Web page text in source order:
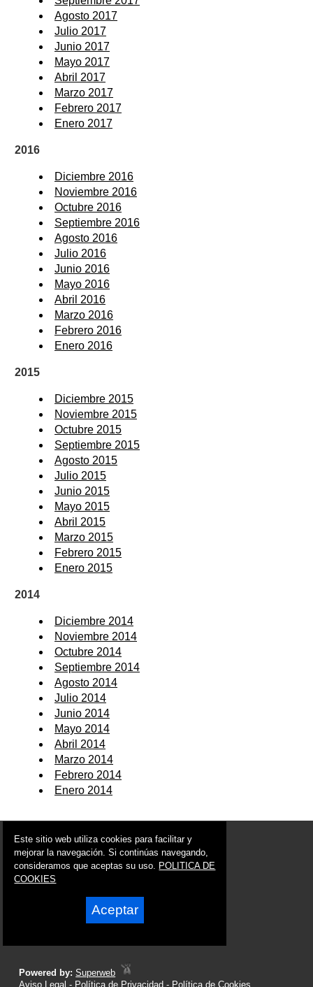
Agosto 2017
Julio 2017
Junio 2017
Mayo 2017
Abril 2017
Marzo 2017
Febrero 2017
Enero 2017
2016
Diciembre 2016
Noviembre 2016
Octubre 2016
Septiembre 2016
Agosto 2016
Julio 2016
Junio 2016
Mayo 2016
Abril 2016
Marzo 2016
Febrero 2016
Enero 2016
2015
Diciembre 2015
Noviembre 2015
Octubre 2015
Septiembre 2015
Agosto 2015
Julio 2015
Junio 2015
Mayo 2015
Abril 2015
Marzo 2015
Febrero 2015
Enero 2015
2014
Diciembre 2014
Noviembre 2014
Octubre 2014
Septiembre 2014
Agosto 2014
Julio 2014
Junio 2014
Mayo 2014
Abril 2014
Marzo 2014
Febrero 2014
Enero 2014
© 2006 - 2026 Portal de Alguazas Noticias
info@portaldealguazas.es
Síguenos en:
Powered by:Superweb
Aviso Legal - Política de Privacidad - Política de Cookies
Este sitio web utiliza cookies para facilitar y
mejorar la navegación. Si continúas navegando,
consideramos que aceptas su uso. POLITICA DE
COOKIES
Aceptar